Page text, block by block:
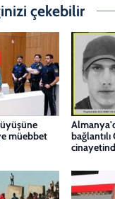
çekebilir
müebbet